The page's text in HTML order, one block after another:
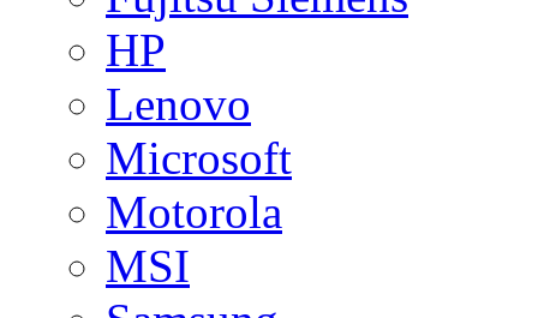
HP
Lenovo
Microsoft
Motorola
MSI